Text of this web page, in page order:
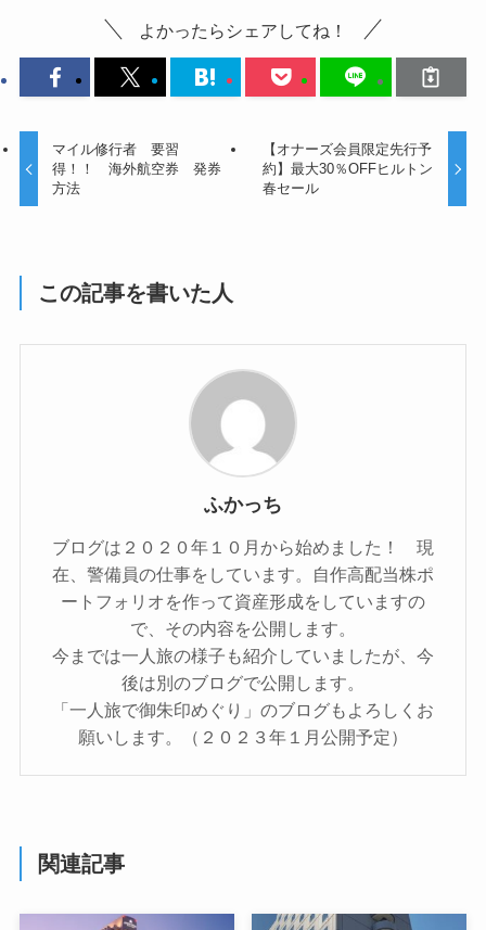
よかったらシェアしてね！
マイル修行者 要習
得！！ 海外航空券 発券
方法
【オナーズ会員限定先行予
約】最大30％OFFヒルトン
春セール
この記事を書いた人
ふかっち
ブログは２０２０年１０月から始めました！ 現
在、警備員の仕事をしています。自作高配当株ポ
ートフォリオを作って資産形成をしていますの
で、その内容を公開します。
今までは一人旅の様子も紹介していましたが、今
後は別のブログで公開します。
「一人旅で御朱印めぐり」のブログもよろしくお
願いします。（２０２３年１月公開予定）
関連記事